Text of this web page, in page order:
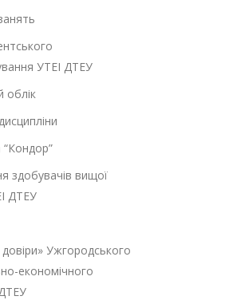
УТЕІ ДТЕУ
облік
“Кондор”
здобувачів вищої
ДТЕУ
Ужгородського
економічного